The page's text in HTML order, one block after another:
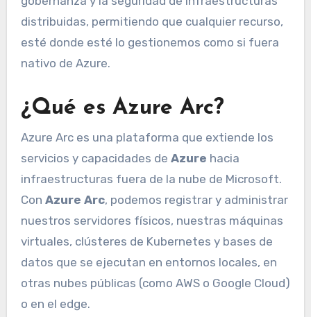
distribuidas, permitiendo que cualquier recurso,
esté donde esté lo gestionemos como si fuera
nativo de Azure.
¿Qué es Azure Arc?
Azure Arc es una plataforma que extiende los
servicios y capacidades de Azure hacia
infraestructuras fuera de la nube de Microsoft.
Con Azure Arc, podemos registrar y administrar
nuestros servidores físicos, nuestras máquinas
virtuales, clústeres de Kubernetes y bases de
datos que se ejecutan en entornos locales, en
otras nubes públicas (como AWS o Google Cloud)
o en el edge.